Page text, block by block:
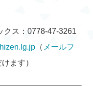
ス：0778-47-3261
（ メールフ
ます）